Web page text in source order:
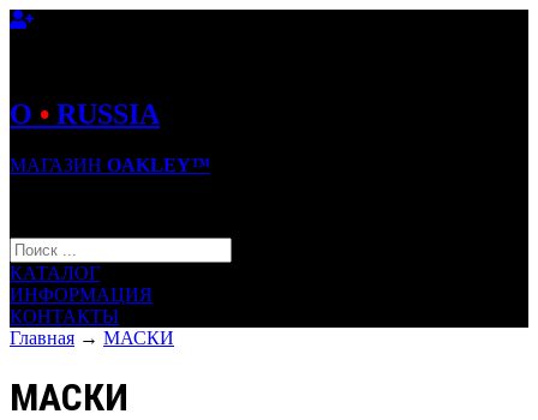
O • RUSSIA
МАГАЗИН OAKLEY™
КАТАЛОГ
ИНФОРМАЦИЯ
КОНТАКТЫ
Главная → МАСКИ
МАСКИ